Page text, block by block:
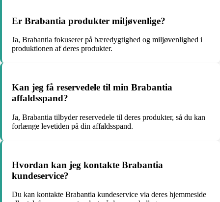
Er Brabantia produkter miljøvenlige?
Ja, Brabantia fokuserer på bæredygtighed og miljøvenlighed i
produktionen af deres produkter.
Kan jeg få reservedele til min Brabantia
affaldsspand?
Ja, Brabantia tilbyder reservedele til deres produkter, så du kan
forlænge levetiden på din affaldsspand.
Hvordan kan jeg kontakte Brabantia
kundeservice?
Du kan kontakte Brabantia kundeservice via deres hjemmeside